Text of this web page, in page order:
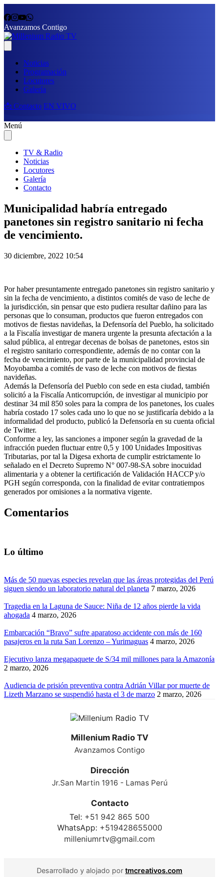
Avanzamos Contigo
Noticias
Programación
Locutores
Galería
📩 Contacto EN VIVO
Menú
TV & Radio
Noticias
Locutores
Galería
Contacto
Municipalidad habría entregado
panetones sin registro sanitario ni fecha
de vencimiento.
30 diciembre, 2022 10:54
Por haber presuntamente entregado panetones sin registro sanitario y
sin la fecha de vencimiento, a distintos comités de vaso de leche de
la jurisdicción, sin pensar que esto pudiera resultar dañino para las
personas que lo consuman, productos que fueron entregados con
motivos de fiestas navideñas, la Defensoría del Pueblo, ha solicitado
a la Fiscalía investigar de manera urgente la presunta afectación a la
salud pública, al entregar decenas de bolsas de panetones, estos sin
el registro sanitario correspondiente, además de no contar con la
fecha de vencimiento, por parte de la municipalidad provincial de
Moyobamba a comités de vaso de leche con motivos de fiestas
navideñas.
Además la Defensoría del Pueblo con sede en esta ciudad, también
solicitó a la Fiscalía Anticorrupción, de investigar al municipio por
destinar 34 mil 850 soles para la compra de los panetones, los cuales
habría costado 17 soles cada uno lo que no se justificaría debido a la
informalidad del producto, publicó la Defensoría en su cuenta oficial
de Twitter.
Conforme a ley, las sanciones a imponer según la gravedad de la
infracción pueden fluctuar entre 0,5 y 100 Unidades Impositivas
Tributarias, por tal la Digesa exhorta de cumplir estrictamente lo
señalado en el Decreto Supremo N° 007-98-SA sobre inocuidad
alimentaria y a obtener la certificación de Validación HACCP y/o
PGH según corresponda, con la finalidad de evitar contratiempos
generados por omisiones a la normativa vigente.
Comentarios
Lo último
Más de 50 nuevas especies revelan que las áreas protegidas del Perú
siguen siendo un laboratorio natural del planeta 7 marzo, 2026
Tragedia en la Laguna de Sauce: Niña de 12 años pierde la vida
ahogada 4 marzo, 2026
Embarcación “Bravo” sufre aparatoso accidente con más de 160
pasajeros en la ruta San Lorenzo – Yurimaguas 4 marzo, 2026
Ejecutivo lanza megapaquete de S/34 mil millones para la Amazonía
2 marzo, 2026
Audiencia de prisión preventiva contra Adrián Villar por muerte de
Lizeth Marzano se suspendió hasta el 3 de marzo 2 marzo, 2026
Millenium Radio TV
Avanzamos Contigo
Dirección
Jr.San Martin 1916 - Lamas Perú
Contacto
Tel: +51 942 865 500
WhatsApp: +519428655000
milleniumrtv@gmail.com
Desarrollado y alojado por tmcreativos.com